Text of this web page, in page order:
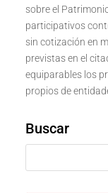
sobre el
participativos
sin cotización en
previstas en el
equiparables los
propios de
Buscar